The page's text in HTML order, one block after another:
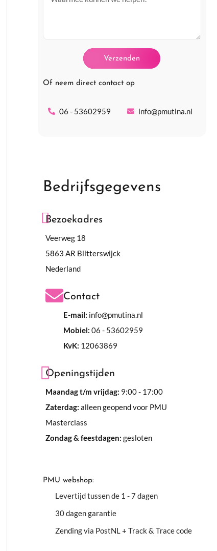
o
Verzenden
Of neem direct contact op
06 - 53602959 info@pmutina.nl
Bedrijfsgegevens
Bezoekadres
Veerweg 18
5863 AR Blitterswijck
Nederland
Contact
E-mail: info@pmutina.nl
Mobiel: 06 - 53602959
KvK: 12063869
Openingstijden
Maandag t/m vrijdag: 9:00 - 17:00
Zaterdag: alleen geopend voor PMU
Masterclass
Zondag & feestdagen: gesloten
PMU webshop:
Levertijd tussen de 1 - 7 dagen
30 dagen garantie
Zending via PostNL + Track & Trace code